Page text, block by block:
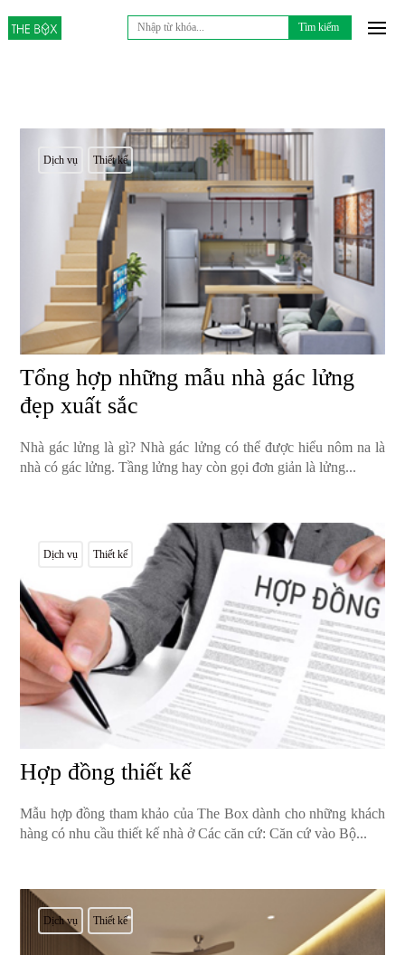
Tìm
kiếm
Dịch vụ Thiết kế
Tổng hợp những mẫu nhà gác lửng
đẹp xuất sắc
Nhà gác lửng là gì? Nhà gác lửng có thể được hiểu nôm na là
nhà có gác lửng. Tầng lửng hay còn gọi đơn giản là lửng...
Dịch vụ Thiết kế
Hợp đồng thiết kế
Mẫu hợp đồng tham khảo của The Box dành cho những khách
hàng có nhu cầu thiết kế nhà ở Các căn cứ: Căn cứ vào Bộ...
Dịch vụ Thiết kế